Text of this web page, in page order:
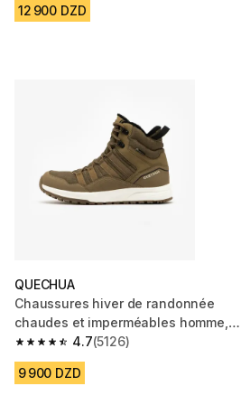
12 900 DZD
QUECHUA
Chaussures hiver de randonnée
chaudes et imperméables homme,
NH500 marron
4.7
4.7 out of 5 stars from 5126 reviews
(5126)
9 900 DZD